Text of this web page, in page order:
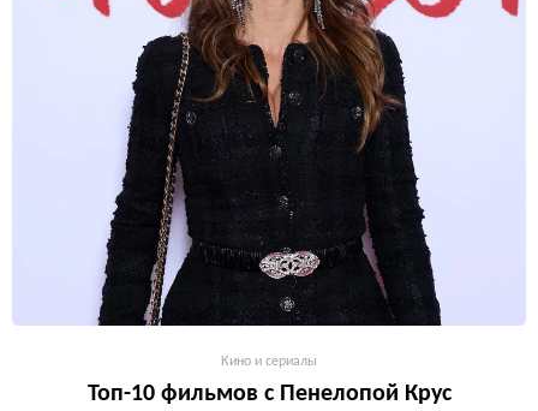
Кино и сериалы
Топ-10 фильмов с Пенелопой Крус